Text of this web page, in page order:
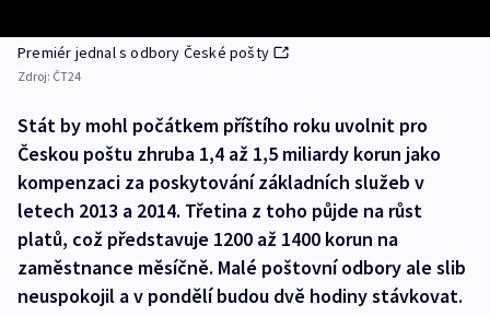
Premiér jednal s odbory České pošty
Zdroj: ČT24
Stát by mohl počátkem příštího roku uvolnit pro
Českou poštu zhruba 1,4 až 1,5 miliardy korun jako
kompenzaci za poskytování základních služeb v
letech 2013 a 2014. Třetina z toho půjde na růst
platů, což představuje 1200 až 1400 korun na
zaměstnance měsíčně. Malé poštovní odbory ale slib
neuspokojil a v pondělí budou dvě hodiny stávkovat.